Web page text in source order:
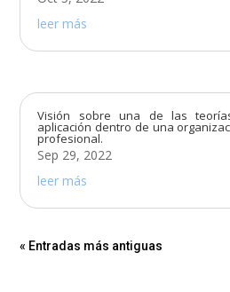
leer más
Visión sobre una de las
aplicación dentro de una
profesional.
Sep 29, 2022
leer más
« Entradas más antiguas